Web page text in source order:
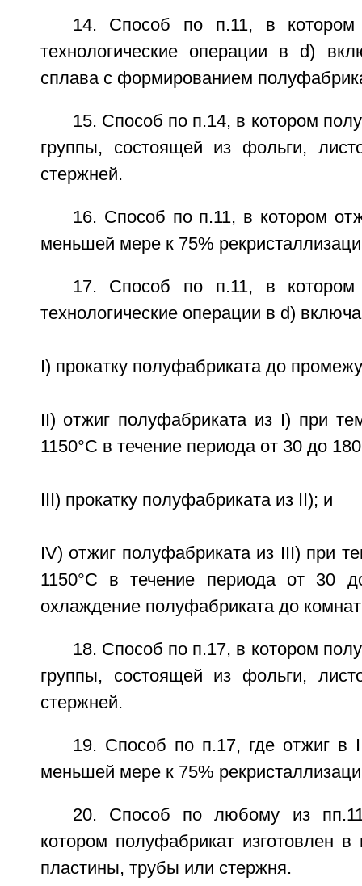
14. Способ по п.11, в котором
технологические операции в d)
сплава с формированием
15. Способ по п.14, в котором
группы, состоящей из фольги,
стержней.
16. Способ по п.11, в котором
меньшей мере к 75%
17. Способ по п.11, в котором
технологические операции в d)
I) прокатку полуфабриката до
II) отжиг полуфабриката из I) при
1150°С в течение периода от 30 до
III) прокатку полуфабриката из II); и
IV) отжиг полуфабриката из III) при
1150°С в течение периода от 30
охлаждение полуфабриката до
18. Способ по п.17, в котором
группы, состоящей из фольги,
стержней.
19. Способ по п.17, где отжиг в
меньшей мере к 75%
20. Способ по любому из
котором полуфабрикат изготовлен
пластины, трубы или стержня.